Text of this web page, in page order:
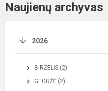
Naujienų archyvas
2026
BIRŽELIS (2)
GEGUŽĖ (2)